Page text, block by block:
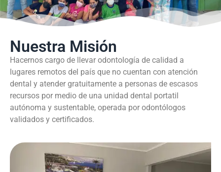
Nuestra Misión
Hacernos cargo de llevar odontología de calidad a
lugares remotos del país que no cuentan con atención
dental y atender gratuitamente a personas de escasos
recursos por medio de una unidad dental portatil
autónoma y sustentable, operada por odontólogos
validados y certificados.